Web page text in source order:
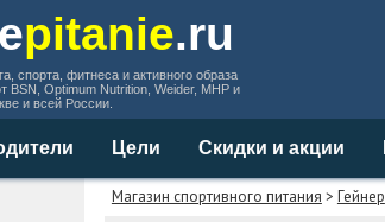
pitanie.ru
спорта, фитнеса и активного образа
BSN, Optimum Nutrition, Weider, MHP и
и всей России.
Цели Скидки и акции
Магазин спортивного питания > Гейнер